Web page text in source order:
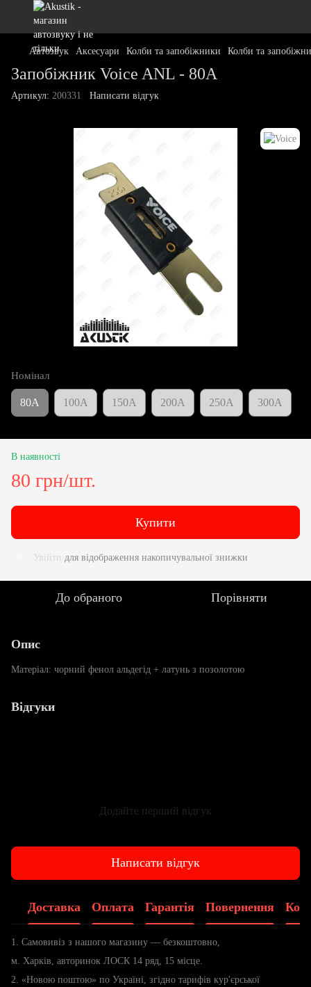
Автозвук Аксесуари Колби та запобіжники Колби та
Запобіжник Voice ANL - 80А
Артикул: 200331 Написати відгук
Номінал
80А 100А 150А 200А 250А 300А
В наявності
80 грн/шт.
Купити
Увійти для відображення накопичувальної знижки
До обраного Порівняти
Опис
Матеріал: чорний фенол альдегід + латунь з позолотою
Відгуки
Додайте перший відгук
Написати відгук
Доставка Оплата Гарантія Повернення
1. Самовивіз з нашого магазину — безкоштовно,
м. Харків, авторинок ЛОСК 14 ряд, 15 місце.
2. «Новою поштою» по Україні, згідно тарифів кур'єрської